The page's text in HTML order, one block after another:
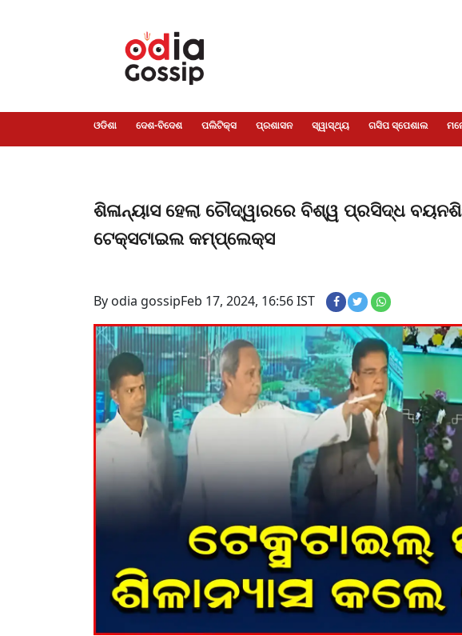
ଓଡିଶା ଦେଶ-ବିଦେଶ ପଲିଟିକ୍ସ ପ୍ରଶାସନ ସ୍ୱାସ୍ଥ୍ୟ ଗସିପ ସ୍ପେଶାଲ
ଶିଳାନ୍ୟାସ ହେଲା ଚୌଦ୍ୱାରରେ ବିଶ୍ୱ ପ୍ରସିଦ୍ଧ
ଟେକ୍ସଟାଇଲ କମ୍ପ୍ଲେକ୍ସ
By odia gossipFeb 17, 2024, 16:56 IST